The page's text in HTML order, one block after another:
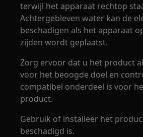
terwijl het apparaat rechtop
Achtergebleven water kan de
beschadigen als het apparaat
zijden wordt geplaatst.
Zorg ervoor dat u het product
voor het beoogde doel en
compatibel onderdeel is voor
product.
Gebruik of installeer het
beschadigd is.